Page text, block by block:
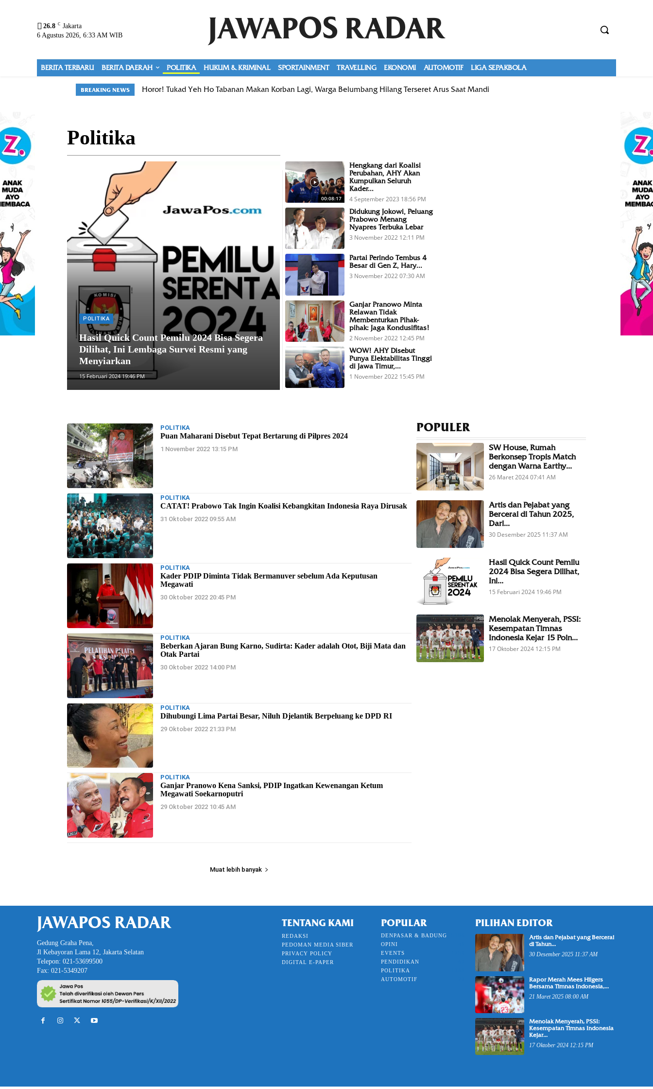
26.8 C Jakarta
6 Agustus 2026, 6:33 AM WIB
JAWAPOS RADAR
BERITA TERBARU BERITA DAERAH POLITIKA HUKUM & KRIMINAL SPORTAINMENT TRAVELLING EKONOMI AUTOMOTIF LIGA SEPAKBOLA
BREAKING NEWS Horor! Tukad Yeh Ho Tabanan Makan Korban Lagi, Warga Belumbang Hilang Terseret Arus Saat Mandi
Politika
POLITIKA
Hasil Quick Count Pemilu 2024 Bisa Segera
Dilihat, Ini Lembaga Survei Resmi yang
Menyiarkan
15 Februari 2024 19:46 PM
00:08:17
Hengkang dari Koalisi
Perubahan, AHY Akan
Kumpulkan Seluruh
Kader...
4 September 2023 18:56 PM
Didukung Jokowi, Peluang
Prabowo Menang
Nyapres Terbuka Lebar
3 November 2022 12:11 PM
Partai Perindo Tembus 4
Besar di Gen Z, Hary...
3 November 2022 07:30 AM
Ganjar Pranowo Minta
Relawan Tidak
Membenturkan Pihak-
pihak: Jaga Kondusifitas!
2 November 2022 12:45 PM
WOW! AHY Disebut
Punya Elektabilitas Tinggi
di Jawa Timur,...
1 November 2022 15:45 PM
POLITIKA
Puan Maharani Disebut Tepat Bertarung di Pilpres 2024
1 November 2022 13:15 PM
POLITIKA
CATAT! Prabowo Tak Ingin Koalisi Kebangkitan Indonesia Raya Dirusak
31 Oktober 2022 09:55 AM
POLITIKA
Kader PDIP Diminta Tidak Bermanuver sebelum Ada Keputusan
Megawati
30 Oktober 2022 20:45 PM
POLITIKA
Beberkan Ajaran Bung Karno, Sudirta: Kader adalah Otot, Biji Mata dan
Otak Partai
30 Oktober 2022 14:00 PM
POLITIKA
Dihubungi Lima Partai Besar, Niluh Djelantik Berpeluang ke DPD RI
29 Oktober 2022 21:33 PM
POLITIKA
Ganjar Pranowo Kena Sanksi, PDIP Ingatkan Kewenangan Ketum
Megawati Soekarnoputri
29 Oktober 2022 10:45 AM
Muat lebih banyak
POPULER
SW House, Rumah
Berkonsep Tropis Match
dengan Warna Earthy...
26 Maret 2024 07:41 AM
Artis dan Pejabat yang
Bercerai di Tahun 2025,
Dari...
30 Desember 2025 11:37 AM
Hasil Quick Count Pemilu
2024 Bisa Segera Dilihat,
Ini...
15 Februari 2024 19:46 PM
Menolak Menyerah, PSSI:
Kesempatan Timnas
Indonesia Kejar 15 Poin...
17 Oktober 2024 12:15 PM
JAWAPOS RADAR
Gedung Graha Pena,
Jl Kebayoran Lama 12, Jakarta Selatan
Telepon: 021-53699500
Fax: 021-5349207
TENTANG KAMI
REDAKSI
PEDOMAN MEDIA SIBER
PRIVACY POLICY
DIGITAL E-PAPER
POPULAR
DENPASAR & BADUNG
OPINI
EVENTS
PENDIDIKAN
POLITIKA
AUTOMOTIF
PILIHAN EDITOR
Artis dan Pejabat yang Bercerai
di Tahun...
30 Desember 2025 11:37 AM
Rapor Merah Mees Hilgers
Bersama Timnas Indonesia,...
21 Maret 2025 08:00 AM
Menolak Menyerah, PSSI:
Kesempatan Timnas Indonesia
Kejar...
17 Oktober 2024 12:15 PM